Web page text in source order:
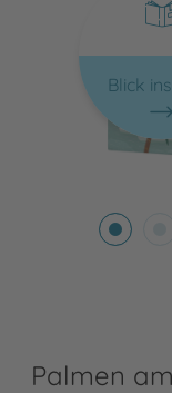
Blick
Palmen